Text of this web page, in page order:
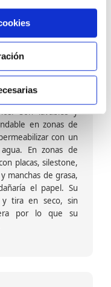
con la pared, la
sobre un
Son lavables y
en zonas de
con un
En zonas de
placas, silestone,
manchas de grasa,
el papel. Su
y tira en seco, sin
por lo que su